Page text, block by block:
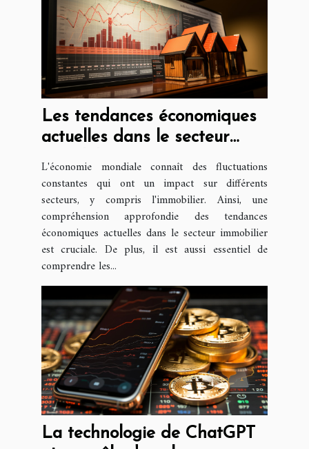
Les tendances économiques
actuelles dans le secteur
immobilier : perspective
juridique
L'économie mondiale connaît des fluctuations
constantes qui ont un impact sur différents
secteurs, y compris l'immobilier. Ainsi, une
compréhension approfondie des tendances
économiques actuelles dans le secteur immobilier
est cruciale. De plus, il est aussi essentiel de
comprendre les...
La technologie de ChatGPT